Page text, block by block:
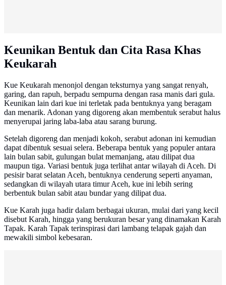
Keunikan Bentuk dan Cita Rasa Khas
Keukarah
Kue Keukarah menonjol dengan teksturnya yang sangat renyah,
garing, dan rapuh, berpadu sempurna dengan rasa manis dari gula.
Keunikan lain dari kue ini terletak pada bentuknya yang beragam
dan menarik. Adonan yang digoreng akan membentuk serabut halus
menyerupai jaring laba-laba atau sarang burung.
Setelah digoreng dan menjadi kokoh, serabut adonan ini kemudian
dapat dibentuk sesuai selera. Beberapa bentuk yang populer antara
lain bulan sabit, gulungan bulat memanjang, atau dilipat dua
maupun tiga. Variasi bentuk juga terlihat antar wilayah di Aceh. Di
pesisir barat selatan Aceh, bentuknya cenderung seperti anyaman,
sedangkan di wilayah utara timur Aceh, kue ini lebih sering
berbentuk bulan sabit atau bundar yang dilipat dua.
Kue Karah juga hadir dalam berbagai ukuran, mulai dari yang kecil
disebut Karah, hingga yang berukuran besar yang dinamakan Karah
Tapak. Karah Tapak terinspirasi dari lambang telapak gajah dan
mewakili simbol kebesaran.